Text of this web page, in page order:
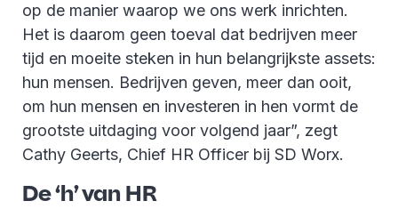
op de manier waarop we ons werk inrichten.
Het is daarom geen toeval dat bedrijven meer
tijd en moeite steken in hun belangrijkste assets:
hun mensen. Bedrijven geven, meer dan ooit,
om hun mensen en investeren in hen vormt de
grootste uitdaging voor volgend jaar”, zegt
Cathy Geerts, Chief HR Officer bij SD Worx.
De ‘h’ van HR